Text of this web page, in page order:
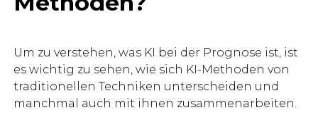
Um zu verstehen, was KI bei der Prognose ist, ist
es wichtig zu sehen, wie sich KI-Methoden von
traditionellen Techniken unterscheiden und
manchmal auch mit ihnen zusammenarbeiten.